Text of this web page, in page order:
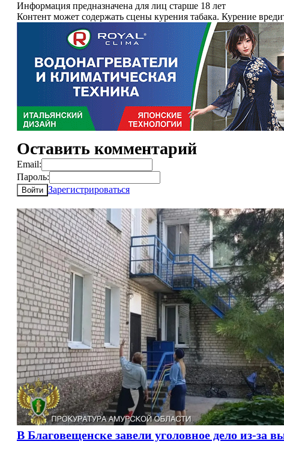
Информация предназначена для лиц старше 18 лет
Контент может содержать сцены курения табака. Курение
Оставить комментарий
Email:
Пароль:
Войти Зарегистрироваться
В Благовещенске завели уголовное дело из-за